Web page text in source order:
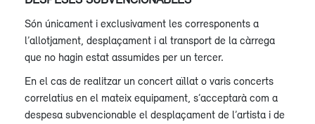
Són únicament i exclusivament les corresponents a
l’allotjament, desplaçament i al transport de la càrrega
que no hagin estat assumides per un tercer.
En el cas de realitzar un concert aïllat o varis concerts
correlatius en el mateix equipament, s’acceptarà com a
despesa subvencionable el desplaçament de l’artista i de